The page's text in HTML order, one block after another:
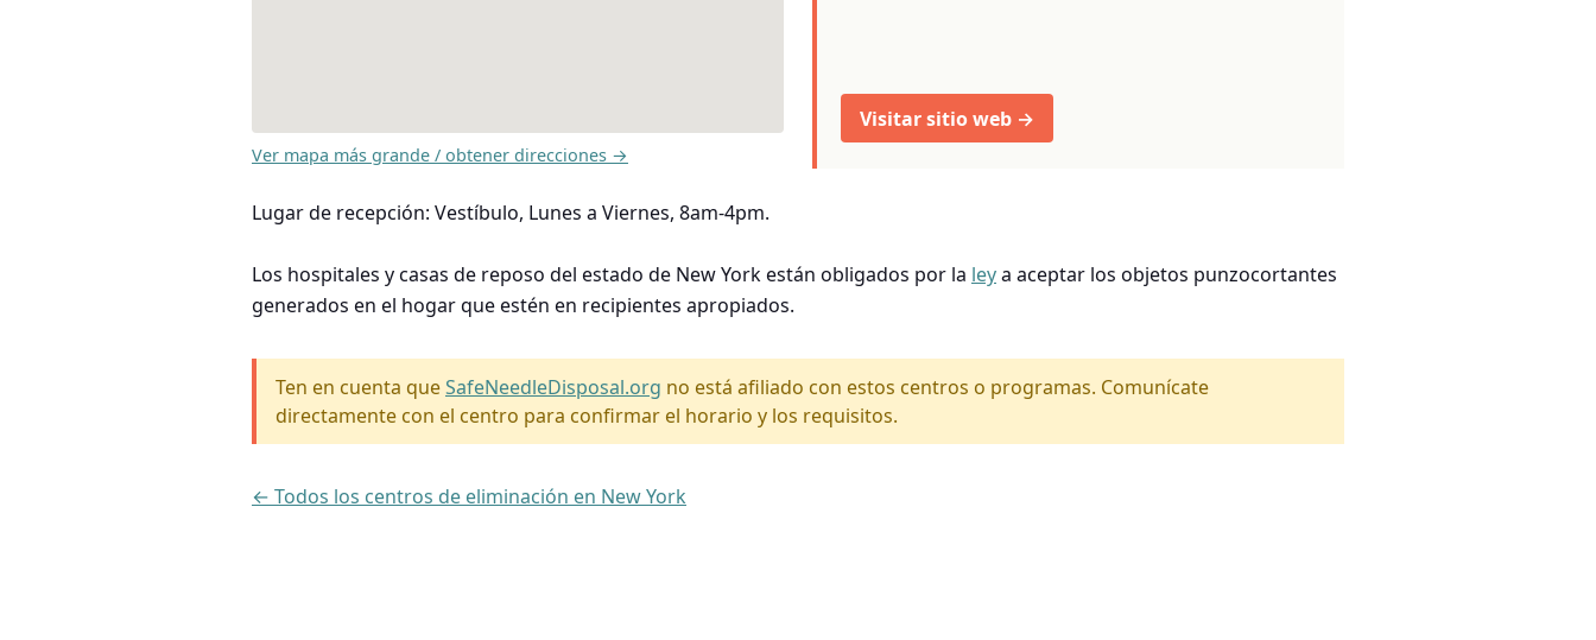
Ver mapa más grande / obtener direcciones →
Visitar sitio web →
Lugar de recepción: Vestíbulo, Lunes a Viernes, 8am-4pm.
Los hospitales y casas de reposo del estado de New York están obligados por la leya aceptar los objetos punzocortantes
generados en el hogar que estén en recipientes apropiados.
Ten en cuenta queSafeNeedleDisposal.org no está afiliado con estos centros o programas. Comunícate
directamente con el centro para confirmar el horario y los requisitos.
← Todos los centros de eliminación en New York